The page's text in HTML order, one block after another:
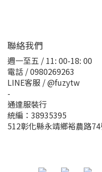
聯絡我們
週一至五 / 11: 00-18: 00
電話 / 0980269263
LINE客服 / @fuzytw
-
通達服裝行
統編：38935395
512彰化縣永靖鄉裕農路